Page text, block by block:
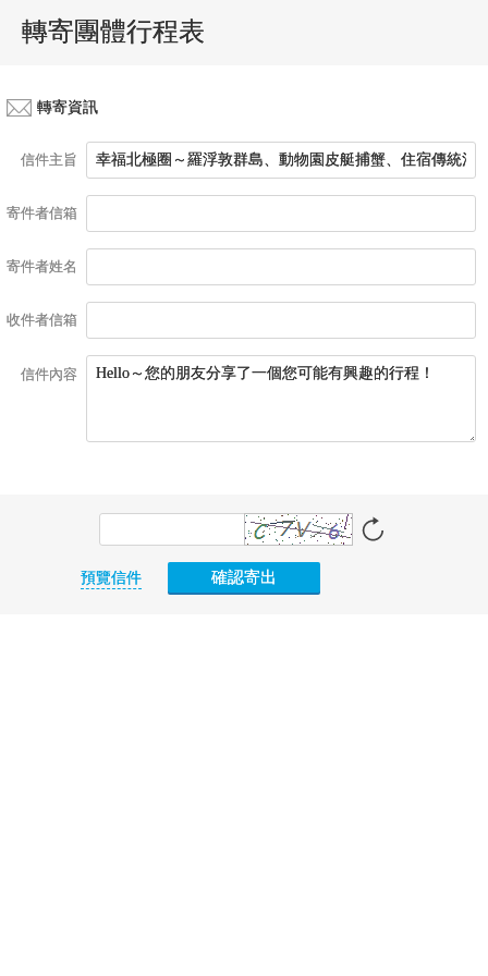
轉寄團體行程表
轉寄資訊
信件主旨
寄件者信箱
寄件者姓名
收件者信箱
信件內容
預覽信件 確認寄出